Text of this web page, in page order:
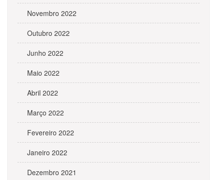
Novembro 2022
Outubro 2022
Junho 2022
Maio 2022
Abril 2022
Março 2022
Fevereiro 2022
Janeiro 2022
Dezembro 2021